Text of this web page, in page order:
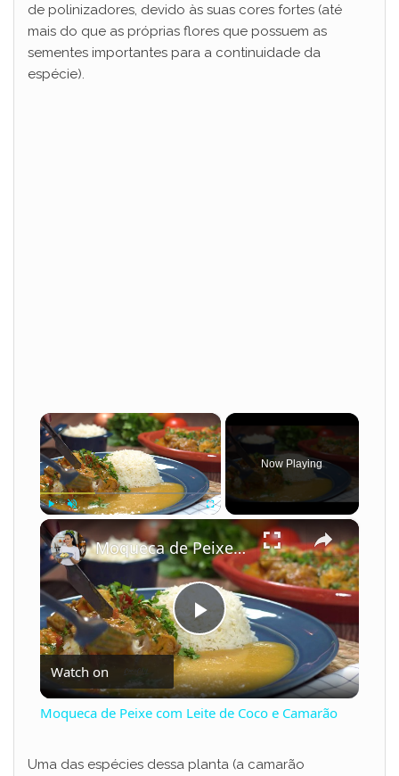
de polinizadores, devido às suas cores fortes (até
mais do que as próprias flores que possuem as
sementes importantes para a continuidade da
espécie).
×
Fullscreen
Now Playing
×
P
l
Moqueca de Peixe com Leite de Coco e Camarão
Watch on
Moqueca de Peixe com Leite de Coco e Camarão
Uma das espécies dessa planta (a camarão